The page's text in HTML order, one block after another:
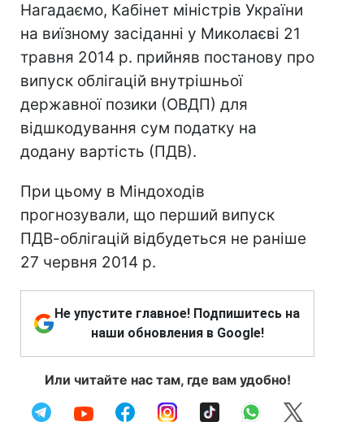
Нагадаємо, Кабінет міністрів України
на виїзному засіданні у Миколаєві 21
травня 2014 р. прийняв постанову про
випуск облігацій внутрішньої
державної позики (ОВДП) для
відшкодування сум податку на
додану вартість (ПДВ).
При цьому в Міндоходів
прогнозували, що перший випуск
ПДВ-облігацій відбудеться не раніше
27 червня 2014 р.
Не упустите главное! Подпишитесь на
наши обновления в Google!
Или читайте нас там, где вам удобно!